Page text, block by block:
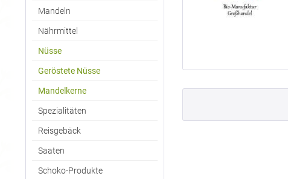
Mandeln
Nährmittel
Nüsse
Geröstete Nüsse
Mandelkerne
Spezialitäten
Reisgebäck
Saaten
Schoko-Produkte